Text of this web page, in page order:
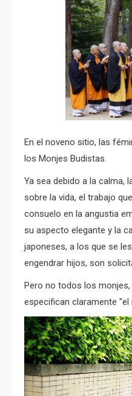
En el noveno sitio, las
los Monjes Budistas.
Ya sea debido a la calma,
sobre la vida, el trabajo
consuelo en la angustia
su aspecto elegante y la
japoneses, a los que se
engendrar hijos, son
Pero no todos los
especifican claramente "el